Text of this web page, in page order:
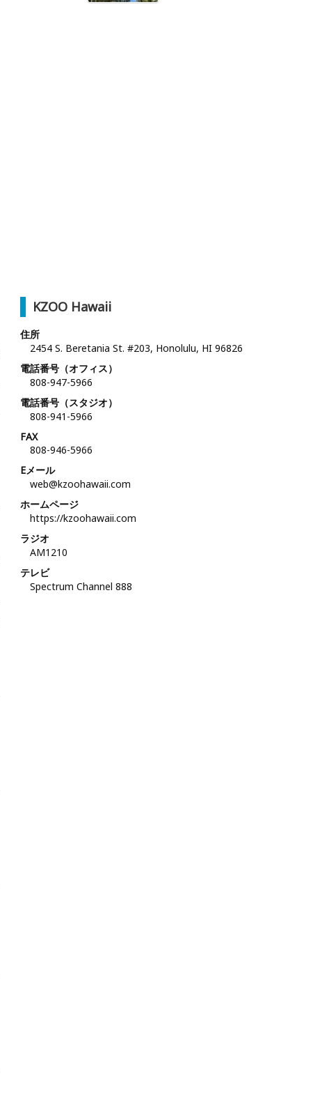
KZOO Hawaii
住所
2454 S. Beretania St. #203, Honolulu, HI 96826
電話番号（オフィス）
808-947-5966
電話番号（スタジオ）
808-941-5966
FAX
808-946-5966
Eメール
web@kzoohawaii.com
ホームページ
https://kzoohawaii.com
ラジオ
AM1210
テレビ
Spectrum Channel 888